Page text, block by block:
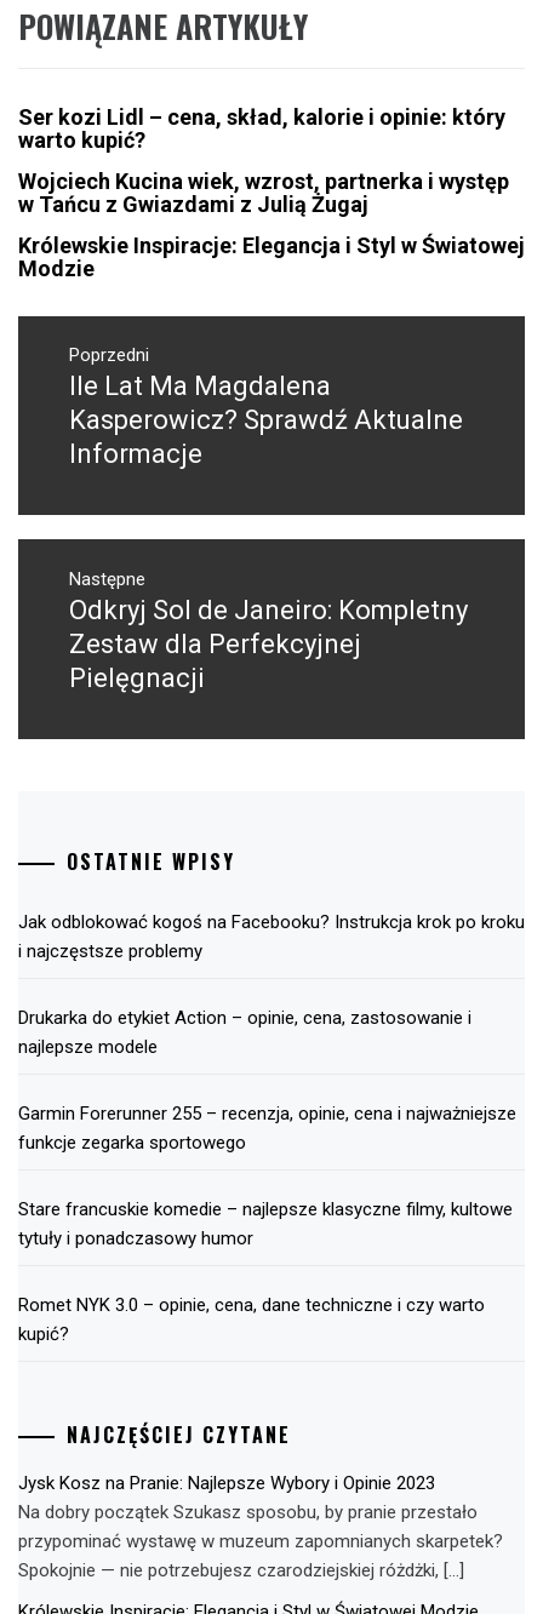
POWIĄZANE ARTYKUŁY
Ser kozi Lidl – cena, skład, kalorie i opinie: który
warto kupić?
Wojciech Kucina wiek, wzrost, partnerka i występ
w Tańcu z Gwiazdami z Julią Żugaj
Królewskie Inspiracje: Elegancja i Styl w Światowej
Modzie
Nawigacja
wpisuPoprzedni
Poprzedni
wpis:
Ile Lat Ma Magdalena
Kasperowicz? Sprawdź Aktualne
Informacje
Następne
Następny
post:
Odkryj Sol de Janeiro: Kompletny
Zestaw dla Perfekcyjnej
Pielęgnacji
OSTATNIE WPISY
Jak odblokować kogoś na Facebooku? Instrukcja krok po kroku
i najczęstsze problemy
Drukarka do etykiet Action – opinie, cena, zastosowanie i
najlepsze modele
Garmin Forerunner 255 – recenzja, opinie, cena i najważniejsze
funkcje zegarka sportowego
Stare francuskie komedie – najlepsze klasyczne filmy, kultowe
tytuły i ponadczasowy humor
Romet NYK 3.0 – opinie, cena, dane techniczne i czy warto
kupić?
NAJCZĘŚCIEJ CZYTANE
Jysk Kosz na Pranie: Najlepsze Wybory i Opinie 2023
Na dobry początek Szukasz sposobu, by pranie przestało
przypominać wystawę w muzeum zapomnianych skarpetek?
Spokojnie — nie potrzebujesz czarodziejskiej różdżki, […]